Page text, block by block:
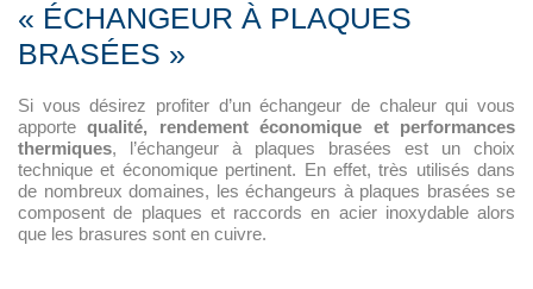
« ÉCHANGEUR À PLAQUES
BRASÉES »
Si vous désirez profiter d’un échangeur de chaleur qui vous
apportequalité, rendement économique et performances
thermiques, l’échangeur à plaques brasées est un choix
technique et économique pertinent. En effet, très utilisés dans
de nombreux domaines, les échangeurs à plaques brasées se
composent de plaques et raccords en acier inoxydable alors
que les brasures sont en cuivre.